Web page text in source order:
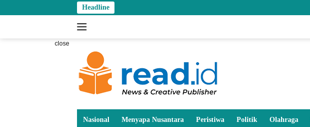
to
Headline
close
Nasional Menyapa Nusantara Peristiwa Politik Olahraga